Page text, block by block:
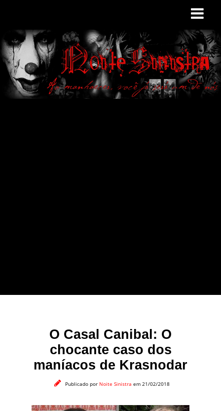
O Casal Canibal: O
chocante caso dos
maníacos de Krasnodar
Publicado por Noite Sinistra em 21/02/2018